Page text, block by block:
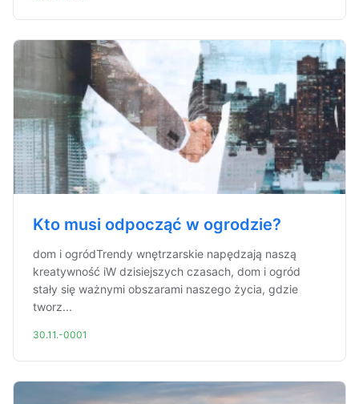
Kto musi odpocząć w ogrodzie?
dom i ogródTrendy wnętrzarskie napędzają naszą
kreatywność iW dzisiejszych czasach, dom i ogród
stały się ważnymi obszarami naszego życia, gdzie
tworz...
30.11.-0001